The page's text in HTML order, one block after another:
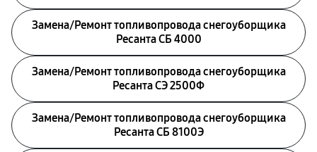
Замена/Pемонт топливопровода снегоуборщика
Ресанта СБ 4000
Замена/Pемонт топливопровода снегоуборщика
Ресанта СЭ 2500Ф
Замена/Pемонт топливопровода снегоуборщика
Ресанта СБ 8100Э